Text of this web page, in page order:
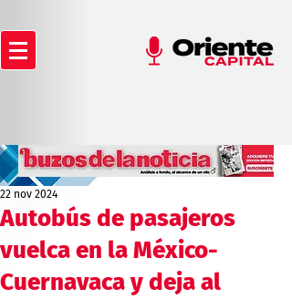
Autobús de pasajeros
vuelca en la México-
Cuernavaca y deja al
22 nov 2024